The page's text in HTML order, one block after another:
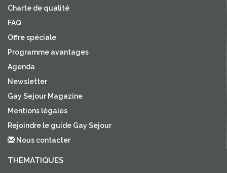
Charte de qualité
FAQ
Offre spéciale
Programme avantages
Agenda
Newsletter
Gay Sejour Magazine
Mentions légales
Rejoindre le guide Gay Sejour
Nous contacter
THÈMATIQUES